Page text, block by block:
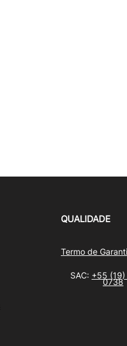
QUALIDADE
Termo de
SAC: +55
0738